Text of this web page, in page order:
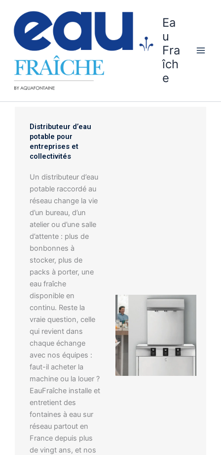
contenu
Ea
u
Fra
îch
e
Distributeur d’eau
potable pour
entreprises et
collectivités
Un distributeur d’eau
potable raccordé au
réseau change la vie
d’un bureau, d’un
atelier ou d’une salle
d’attente : plus de
bonbonnes à
stocker, plus de
packs à porter, une
eau fraîche
disponible en
continu. Reste la
vraie question, celle
qui revient dans
chaque échange
avec nos équipes :
faut-il acheter la
machine ou la louer ?
EauFraîche installe et
entretient des
fontaines à eau sur
réseau partout en
France depuis plus
de vingt ans, et nos